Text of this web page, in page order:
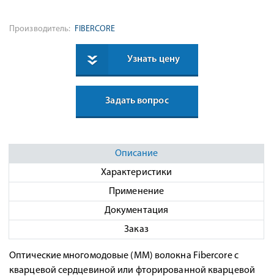
Производитель: FIBERCORE
Узнать цену
Задать вопрос
Описание
Характеристики
Применение
Документация
Заказ
Оптические многомодовые (MM) волокна Fibercore с
кварцевой сердцевиной или фторированной кварцевой